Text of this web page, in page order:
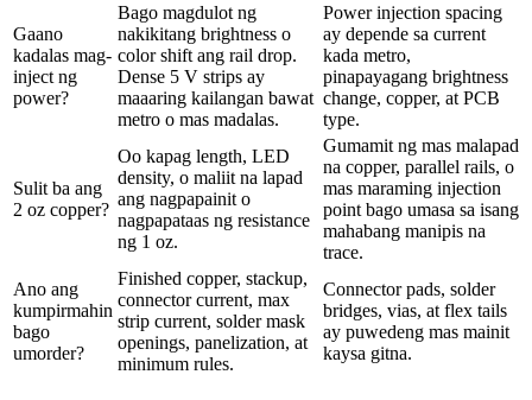
Gaano
kadalas mag-
inject ng
power?
Bago magdulot ng
nakikitang brightness o
color shift ang rail drop.
Dense 5 V strips ay
maaaring kailangan bawat
metro o mas madalas.
Power injection spacing
ay depende sa current
kada metro,
pinapayagang brightness
change, copper, at PCB
type.
Sulit ba ang
2 oz copper?
Oo kapag length, LED
density, o maliit na lapad
ang nagpapainit o
nagpapataas ng resistance
ng 1 oz.
Gumamit ng mas malapad
na copper, parallel rails, o
mas maraming injection
point bago umasa sa isang
mahabang manipis na
trace.
Ano ang
kumpirmahin
bago
umorder?
Finished copper, stackup,
connector current, max
strip current, solder mask
openings, panelization, at
minimum rules.
Connector pads, solder
bridges, vias, at flex tails
ay puwedeng mas mainit
kaysa gitna.